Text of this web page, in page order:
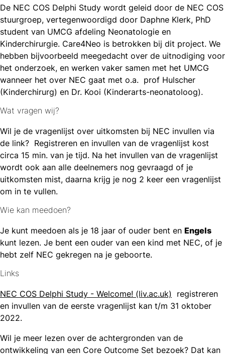
De NEC COS Delphi Study wordt geleid door de NEC COS
stuurgroep, vertegenwoordigd door Daphne Klerk, PhD
student van UMCG afdeling Neonatologie en
Kinderchirurgie. Care4Neo is betrokken bij dit project. We
hebben bijvoorbeeld meegedacht over de uitnodiging voor
het onderzoek, en werken vaker samen met het UMCG
wanneer het over NEC gaat met o.a. prof Hulscher
(Kinderchirurg) en Dr. Kooi (Kinderarts-neonatoloog).
Wat vragen wij?
Wil je de vragenlijst over uitkomsten bij NEC invullen via
de link? Registreren en invullen van de vragenlijst kost
circa 15 min. van je tijd. Na het invullen van de vragenlijst
wordt ook aan alle deelnemers nog gevraagd of je
uitkomsten mist, daarna krijg je nog 2 keer een vragenlijst
om in te vullen.
Wie kan meedoen?
Je kunt meedoen als je 18 jaar of ouder bent en Engels
kunt lezen. Je bent een ouder van een kind met NEC, of je
hebt zelf NEC gekregen na je geboorte.
Links
NEC COS Delphi Study - Welcome! (liv.ac.uk) registreren
en invullen van de eerste vragenlijst kan t/m 31 oktober
2022.
Wil je meer lezen over de achtergronden van de
ontwikkeling van een Core Outcome Set bezoek? Dat kan